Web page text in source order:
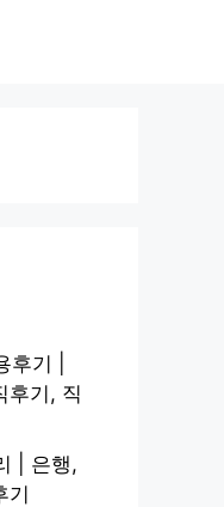
기 |
후기, 직
| 은행,
기